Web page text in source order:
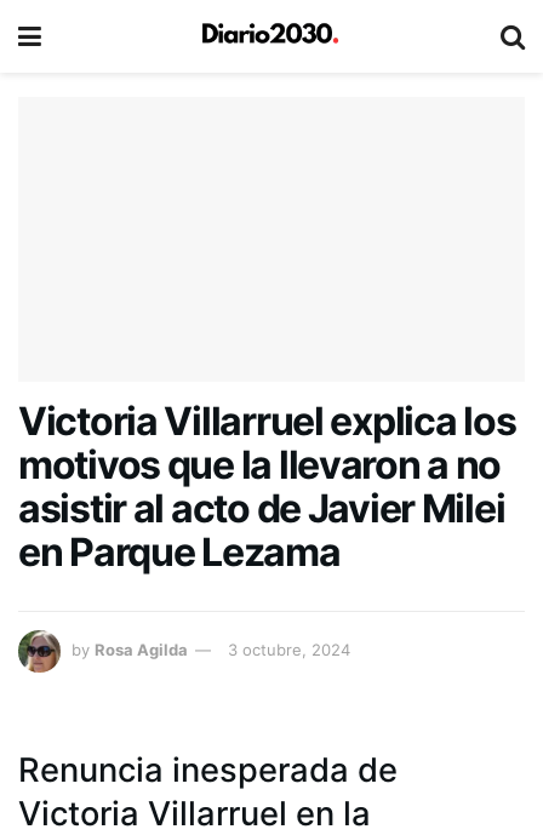
Victoria Villarruel explica los
motivos que la llevaron a no
asistir al acto de Javier Milei
en Parque Lezama
by Rosa Agilda 3 octubre, 2024
Renuncia inesperada de
Victoria Villarruel en la